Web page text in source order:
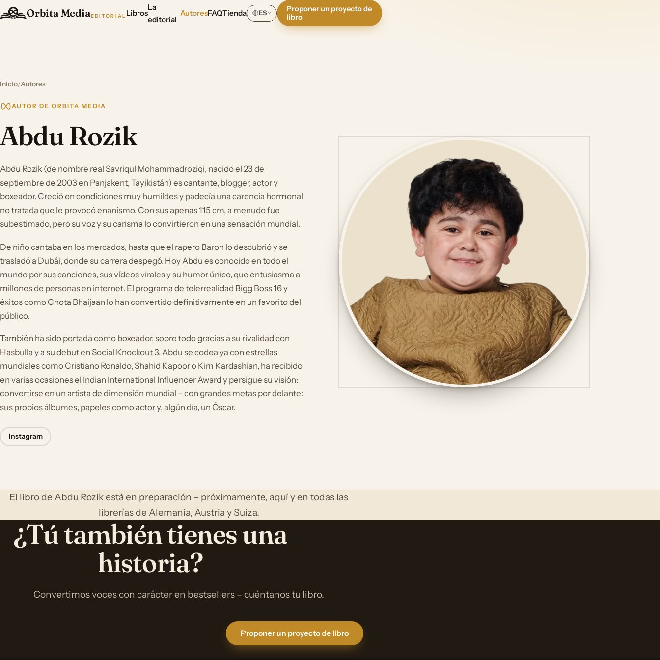
Orbita MediaEDITORIAL Libros
La
editorial
AutoresFAQTienda ES
Proponer un proyecto de
libro
Inicio/Autores
AUTOR DE ORBITA MEDIA
Abdu Rozik
Abdu Rozik (de nombre real Savriqul Mohammadroziqi, nacido el 23 de
septiembre de 2003 en Panjakent, Tayikistán) es cantante, blogger, actor y
boxeador. Creció en condiciones muy humildes y padecía una carencia hormonal
no tratada que le provocó enanismo. Con sus apenas 115 cm, a menudo fue
subestimado, pero su voz y su carisma lo convirtieron en una sensación mundial.
De niño cantaba en los mercados, hasta que el rapero Baron lo descubrió y se
trasladó a Dubái, donde su carrera despegó. Hoy Abdu es conocido en todo el
mundo por sus canciones, sus vídeos virales y su humor único, que entusiasma a
millones de personas en internet. El programa de telerrealidad Bigg Boss 16 y
éxitos como Chota Bhaijaan lo han convertido definitivamente en un favorito del
público.
También ha sido portada como boxeador, sobre todo gracias a su rivalidad con
Hasbulla y a su debut en Social Knockout 3. Abdu se codea ya con estrellas
mundiales como Cristiano Ronaldo, Shahid Kapoor o Kim Kardashian, ha recibido
en varias ocasiones el Indian International Influencer Award y persigue su visión:
convertirse en un artista de dimensión mundial – con grandes metas por delante:
sus propios álbumes, papeles como actor y, algún día, un Óscar.
Instagram
El libro de Abdu Rozik está en preparación – próximamente, aquí y en todas las
librerías de Alemania, Austria y Suiza.
¿Tú también tienes una
historia?
Convertimos voces con carácter en bestsellers – cuéntanos tu libro.
Proponer un proyecto de libro